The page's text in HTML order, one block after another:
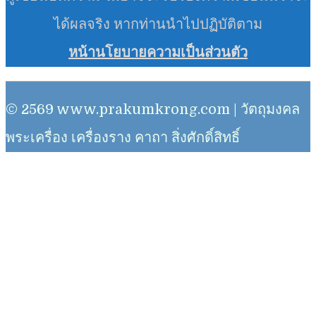
ได้ผลจริง หากท่านนำไปปฏิบัติตาม
หน้านโยบายความเป็นส่วนตัว
© 2569 www.prakumkrong.com | วัตถุมงคล
พระเครื่อง เครื่องราง คาถา สิ่งศักดิ์สิทธิ์